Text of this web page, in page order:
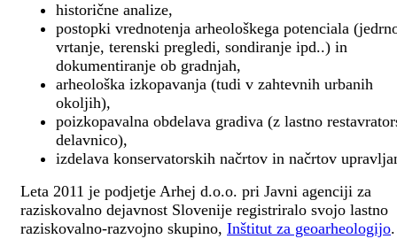
historične analize,
postopki vrednotenja arheološkega potenciala
vrtanje, terenski pregledi, sondiranje ipd..) in
dokumentiranje ob gradnjah,
arheološka izkopavanja (tudi v zahtevnih urbanih
okoljih),
poizkopavalna obdelava gradiva (z lastno
delavnico),
izdelava konservatorskih načrtov in načrtov
Leta 2011 je podjetje Arhej d.o.o. pri Javni agenciji za
raziskovalno dejavnost Slovenije registriralo svojo lastno
raziskovalno-razvojno skupino, Inštitut za geoarheologijo.